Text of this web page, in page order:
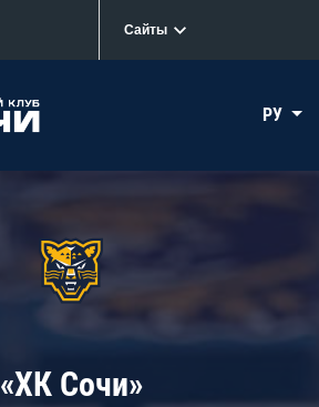
Сайты
РУ
«ХК Сочи»